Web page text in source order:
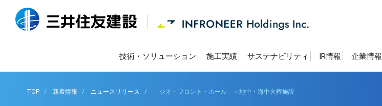
技術・ソリューション 施工実績 サステナビリティ IR情報 企業情報
TOP 新着情報 ニュースリリース 「ジオ・フロント・ホール」～地中・海中火葬施設